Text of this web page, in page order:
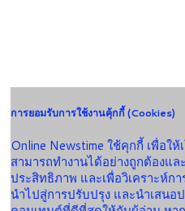
การยอมรับการใช้งานคุ้กกี้ (Cookies)
Online Newstime ใช้คุกกี้ เพื่อให้
สามารถทำงานได้อย่างถูกต้องแล
ประสิทธิภาพ และเพื่อวิเคราะห์กา
นำไปสู่การปรับปรุง และนำเสนอ